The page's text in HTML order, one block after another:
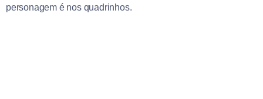
personagem é nos quadrinhos.